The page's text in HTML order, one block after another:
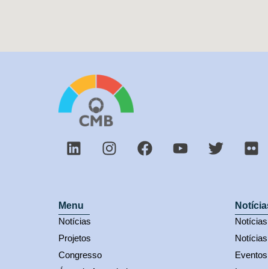
Menu
Notícias
Projetos
Congresso
Eventos